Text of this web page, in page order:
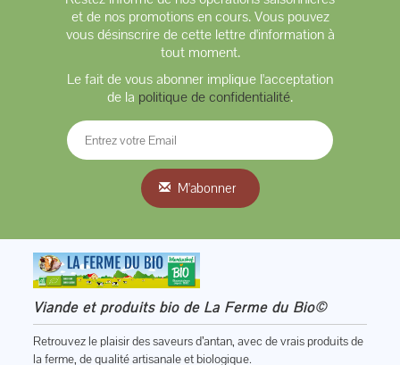
et de nos promotions en cours. Vous pouvez
vous désinscrire de cette lettre d'information à
tout moment.
Le fait de vous abonner implique l'acceptation
de la politique de confidentialité.
M'abonner
Viande et produits bio de La Ferme du Bio©
Retrouvez le plaisir des saveurs d’antan, avec de vrais produits de
la ferme, de qualité artisanale et biologique.